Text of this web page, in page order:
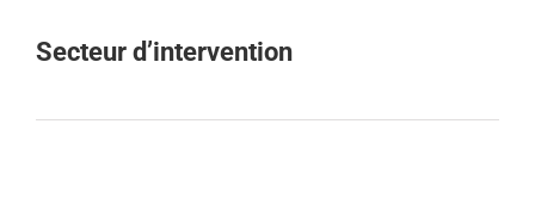
Secteur d’intervention